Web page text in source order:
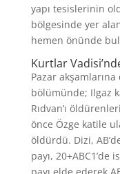
yapı tesislerinin
bölgesinde yer alan
hemen önünde
Kurtlar
Pazar
bölümünde; Ilgaz
Rıdvan’ı
önce Özge katile
öldürdü. Dizi,
payı,